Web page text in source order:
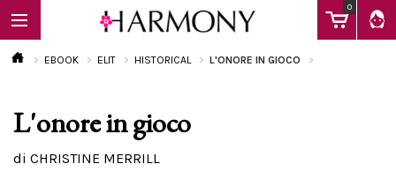
0
EBOOK
EBOOK ELIT HISTORICAL L'ONORE IN GIOCO
L'onore in gioco
di CHRISTINE MERRILL